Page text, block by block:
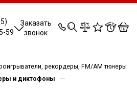
59
Заказать
звонок
0 0 0 0
рекордеры, FM/AM тюнеры
и диктофоны —